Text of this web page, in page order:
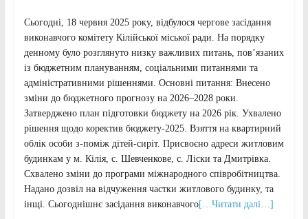
Сьогодні, 18 червня 2025 року, відбулося чергове засідання
виконавчого комітету Кілійської міської ради. На порядку
денному було розглянуто низку важливих питань, пов’язаних
із бюджетним плануванням, соціальними питаннями та
адміністративними рішеннями. Основні питання: Внесено
зміни до бюджетного прогнозу на 2026–2028 роки.
Затверджено план підготовки бюджету на 2026 рік. Ухвалено
рішення щодо коректив бюджету-2025. Взяття на квартирний
облік особи з-поміж дітей-сиріт. Присвоєно адреси житловим
будинкам у м. Кілія, с. Шевченкове, с. Ліски та Дмитрівка.
Схвалено зміни до програми міжнародного співробітництва.
Надано дозвіл на відчуження частки житлового будинку, та
інщі. Сьогоднішнє засідання виконавчого[…Читати далі…]